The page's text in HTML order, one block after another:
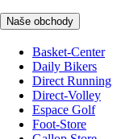
Naše obchody
Basket-Center
Daily Bikers
Direct Running
Direct-Volley
Espace Golf
Foot-Store